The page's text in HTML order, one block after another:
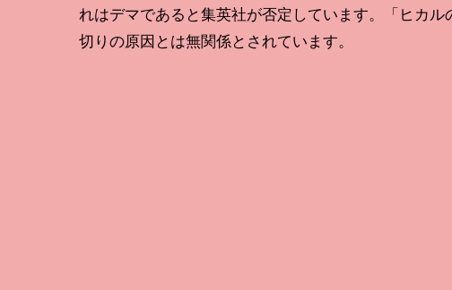
れはデマであると集英社が否定しています。「ヒカ
切りの原因とは無関係とされています。